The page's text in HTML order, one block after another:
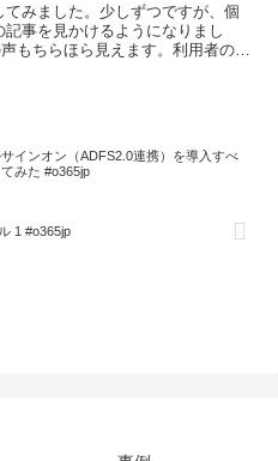
みました。少しずつですが、個
事を見かけるようになりまし
もちらほら見えます。利用者の声
インオン（ADFS2.0連携）を導入すべ
みた #o365jp
1 #o365jp